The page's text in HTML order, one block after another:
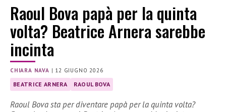
Raoul Bova papà per la quinta
volta? Beatrice Arnera sarebbe
incinta
CHIARA NAVA | 12 GIUGNO 2026
BEATRICE ARNERA RAOUL BOVA
Raoul Bova sta per diventare papà per la quinta volta?